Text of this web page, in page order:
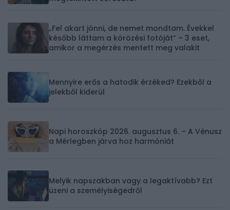
„Fel akart jönni, de nemet mondtam. Évekkel
később láttam a körözési fotóját” – 3 eset,
amikor a megérzés mentett meg valakit
Mennyire erős a hatodik érzéked? Ezekből a
jelekből kiderül
Napi horoszkóp 2026. augusztus 6. – A Vénusz
a Mérlegben járva hoz harmóniát
Melyik napszakban vagy a legaktívabb? Ezt
üzeni a személyiségedről